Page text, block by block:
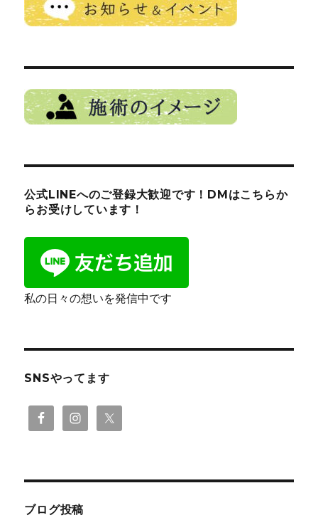
ン
公式LINEへのご登録大歓迎です！DMはこちらか
らお受けしています！
私の日々の想いを発信中です
SNSやってます
ブログ投稿